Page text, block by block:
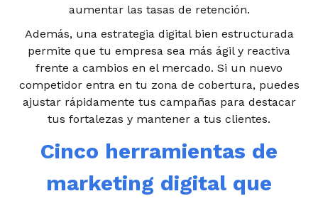
aumentar las tasas de retención.
Además, una estrategia digital bien estructurada
permite que tu empresa sea más ágil y reactiva
frente a cambios en el mercado. Si un nuevo
competidor entra en tu zona de cobertura, puedes
ajustar rápidamente tus campañas para destacar
tus fortalezas y mantener a tus clientes.
Cinco herramientas de
marketing digital que